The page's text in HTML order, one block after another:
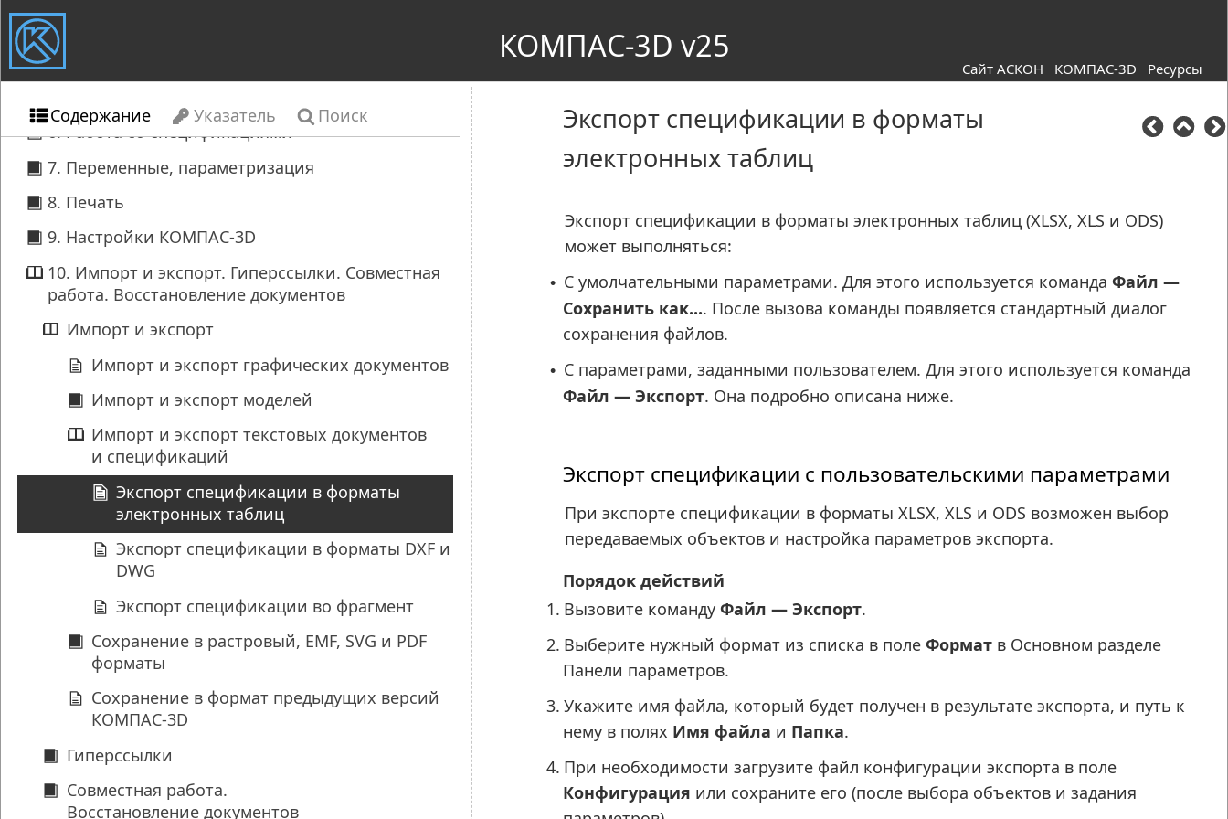
КОМПАС-3D v25
Сайт АСКОН КОМПАС-3D Ресурсы
Экспорт спецификации в форматы
электронных таблиц
Экспорт спецификации в форматы электронных таблиц (XLSX, XLS и ODS)
может выполняться:
• С умолчательными параметрами. Для этого используется команда Файл —
Сохранить как.... После вызова команды появляется стандартный диалог
сохранения файлов.
• С параметрами, заданными пользователем. Для этого используется команда
Файл — Экспорт. Она подробно описана ниже.
Экспорт спецификации с пользовательскими параметрами
При экспорте спецификации в форматы XLSX, XLS и ODS возможен выбор
передаваемых объектов и настройка параметров экспорта.
Порядок действий
1. Вызовите команду Файл — Экспорт.
2. Выберите нужный формат из списка в поле Формат в Основном разделе
Панели параметров.
3. Укажите имя файла, который будет получен в результате экспорта, и путь к
нему в полях Имя файла и Папка.
4. При необходимости загрузите файл конфигурации экспорта в поле
Конфигурация или сохраните его (после выбора объектов и задания
Содержание Указатель Поиск